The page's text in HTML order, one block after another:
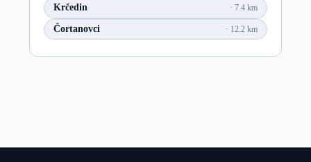
Krčedin 7.4 km
Čortanovci 12.2 km